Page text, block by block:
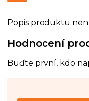
Popis produktu
Hodnocení
Buďte první, kdo